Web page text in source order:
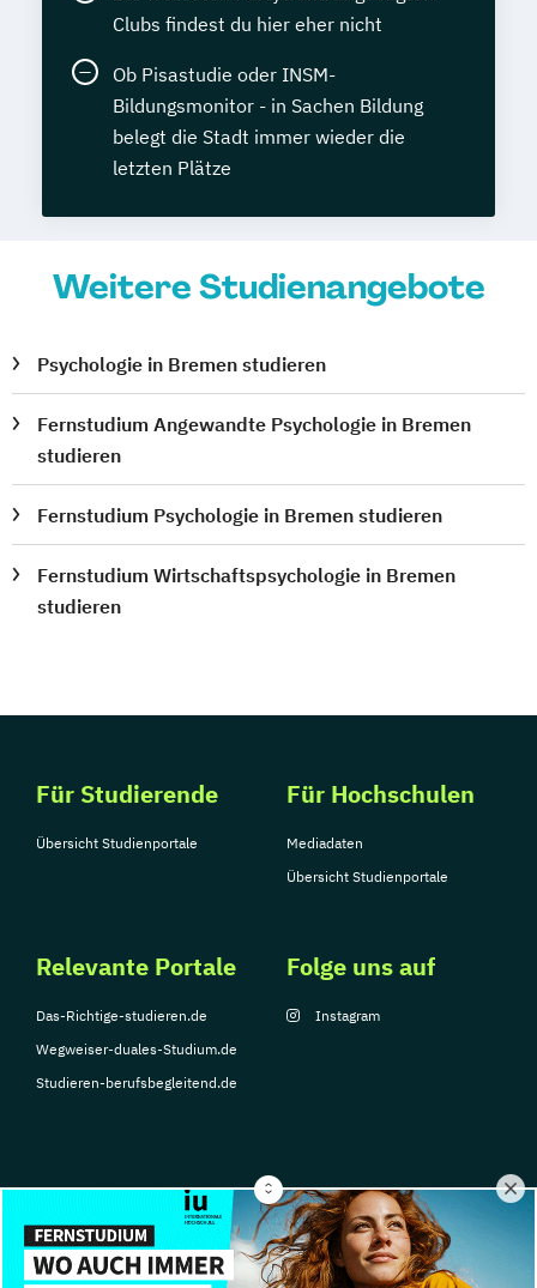
Clubs findest du hier eher nicht
Ob Pisastudie oder INSM-
Bildungsmonitor - in Sachen Bildung
belegt die Stadt immer wieder die
letzten Plätze
Weitere Studienangebote
Psychologie in Bremen studieren
Fernstudium Angewandte Psychologie in Bremen
studieren
Fernstudium Psychologie in Bremen studieren
Fernstudium Wirtschaftspsychologie in Bremen
studieren
Für Studierende
Übersicht Studienportale
Für Hochschulen
Mediadaten
Übersicht Studienportale
Relevante Portale
Das-Richtige-studieren.de
Wegweiser-duales-Studium.de
Studieren-berufsbegleitend.de
Folge uns auf
Instagram
© Copyright 2026, TarGroup Media GmbH
Impressum
Datenschutzerklärung Nutzungsbedingungen